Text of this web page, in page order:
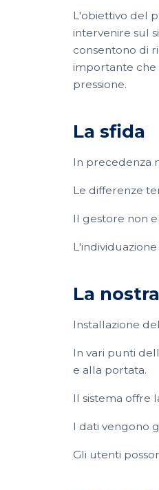
L'obiettivo del
intervenire sul
consentono di
importante che
pressione.
La sfida
In precedenza
Le differenze
Il gestore non
La
Installazione
In vari punti
e alla portata.
Il sistema offre
I dati vengono
Gli utenti